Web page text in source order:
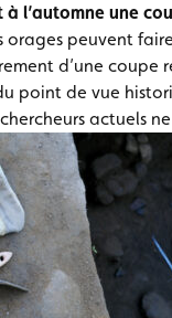
l’automne une
orages peuvent
d’une coupe
point de vue
hercheurs actuels